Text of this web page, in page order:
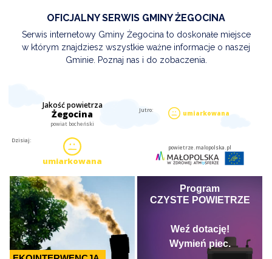
OFICJALNY SERWIS GMINY ŻEGOCINA
Serwis internetowy Gminy Żegocina to doskonałe miejsce
w którym znajdziesz wszystkie ważne informacje o naszej
Gminie. Poznaj nas i do zobaczenia.